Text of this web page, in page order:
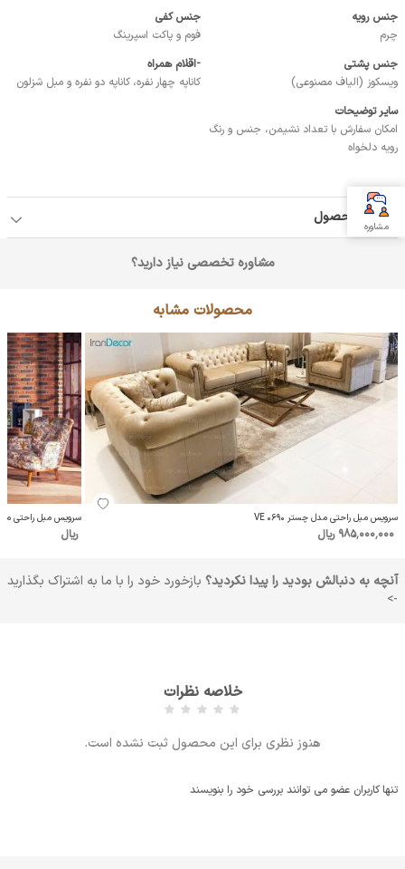
جنس رویه
چرم
جنس کفی
فوم و پاکت اسپرینگ
جنس پشتی
ویسکوز (الیاف مصنوعی)
-اقلام همراه
کاناپه چهار نفره، کاناپه دو نفره و مبل شزلون
سایر توضیحات
امکان سفارش با تعداد نشیمن، جنس و رنگ
رویه دلخواه
جزئیات محصول
مشاوره تخصصی نیاز دارید؟
محصولات مشابه
سرویس مبل راحتی مدل چستر VE 0690
985٬000٬000 ریال
سرویس مبل راحتی
ریال
آنچه به دنبالش بودید را پیدا نکردید؟ بازخورد خود را با ما به اشتراک بگذارید
->
خلاصه نظرات
هنوز نظری برای این محصول ثبت نشده است.
تنها کاربران عضو می توانند بررسی خود را بنویسند
مشاوره